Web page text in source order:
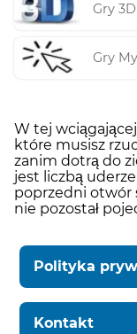
Gry 3D
Gry
W tej
które musisz
zanim dotrą do
jest liczbą
poprzedni otwór
nie pozostał
Polityka
Kontakt